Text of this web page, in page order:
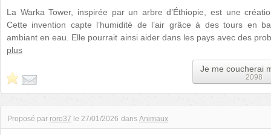
La Warka Tower, inspirée par un arbre d’Éthiopie, est une
Cette invention capte l’humidité de l’air grâce à des tours en
ambiant en eau. Elle pourrait ainsi aider dans les pays avec des
plus
Je me coucherai
2098
Proposé par roro37 le 27/01/2026 dans Animaux